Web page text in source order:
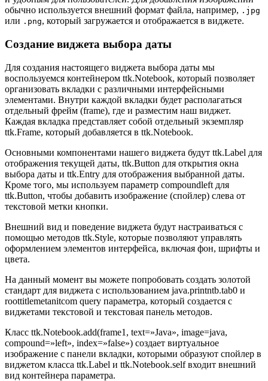
обычно используется внешний формат файла, например, .jpg
или .png, который загружается и отображается в виджете.
Создание виджета выбора даты
Для создания настоящего виджета выбора даты мы
воспользуемся контейнером ttk.Notebook, который позволяет
организовать вкладки с различными интерфейсными
элементами. Внутри каждой вкладки будет располагаться
отдельный фрейм (frame), где и разместим наш виджет.
Каждая вкладка представляет собой отдельный экземпляр
ttk.Frame, который добавляется в ttk.Notebook.
Основными компонентами нашего виджета будут ttk.Label для
отображения текущей даты, ttk.Button для открытия окна
выбора даты и ttk.Entry для отображения выбранной даты.
Кроме того, мы используем параметр compoundleft для
ttk.Button, чтобы добавить изображение (спойлер) слева от
текстовой метки кнопки.
Внешний вид и поведение виджета будут настраиваться с
помощью методов ttk.Style, которые позволяют управлять
оформлением элементов интерфейса, включая фон, шрифты и
цвета.
На данный момент вы можете попробовать создать золотой
стандарт для виджета с использованием java.printntb.tab0 и
roottitlemetanitcom query параметра, который создается с
виджетами текстовой и текстовая панель методов.
Класс ttk.Notebook.add(frame1, text=»Java», image=java,
compound=»left», index=»false») создает виртуальное
изображение с панели вкладки, которыми образуют спойлер в
виджетом класса ttk.Label и ttk.Notebook.self входит внешний
вид контейнера параметра.